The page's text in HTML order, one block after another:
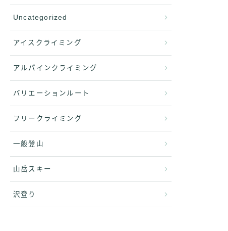
Uncategorized
アイスクライミング
アルパインクライミング
バリエーションルート
フリークライミング
一般登山
山岳スキー
沢登り